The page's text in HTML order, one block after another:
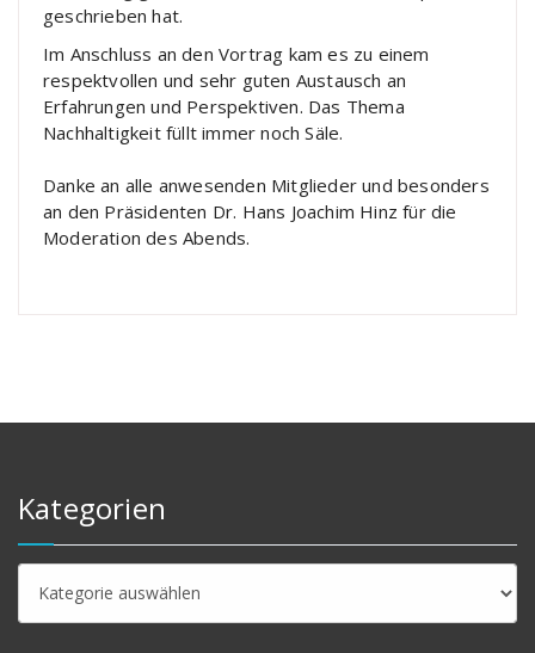
geschrieben hat.
Im Anschluss an den Vortrag kam es zu einem
respektvollen und sehr guten Austausch an
Erfahrungen und Perspektiven. Das Thema
Nachhaltigkeit füllt immer noch Säle.
Danke an alle anwesenden Mitglieder und besonders
an den Präsidenten Dr. Hans Joachim Hinz für die
Moderation des Abends.
Kategorien
Kategorien